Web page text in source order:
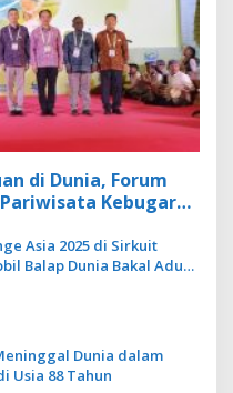
di Dunia, Forum
Kebugaran
Asia 2025 di Sirkuit
Balap Dunia Bakal Adu
Dunia dalam
Usia 88 Tahun